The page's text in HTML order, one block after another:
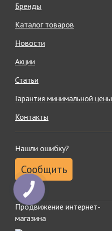
Бренды
Каталог товаров
Новости
Акции
Статьи
Гарантия минимальной цены
Контакты
Нашли ошибку?
Сообщить
Продвижение интернет-
магазина